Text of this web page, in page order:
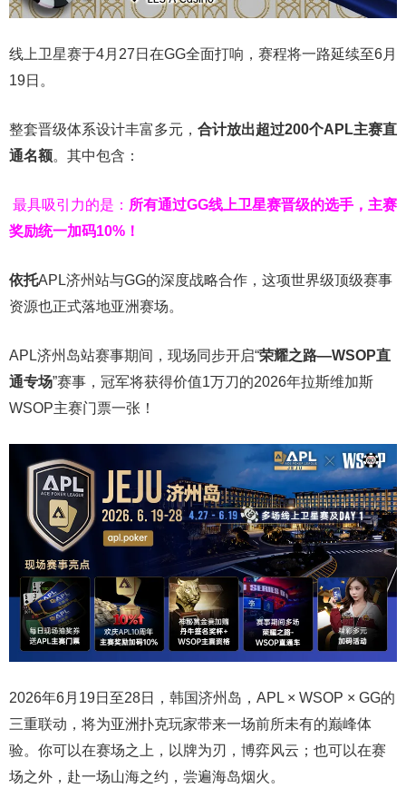
线上卫星赛于4月27日在GG全面打响，赛程将一路延续至6月
19日。
整套晋级体系设计丰富多元， 合计放出超过200个APL主赛直
通名额。其中包含：
最具吸引力的是： 所有通过GG线上卫星赛晋级的选手，主赛
奖励统一加码10% ！
依托APL济州站与GG的深度战略合作，这项世界级顶级赛事
资源也正式落地亚洲赛场。
APL济州岛站赛事期间，现场同步开启“荣耀之路—WSOP直
通专场”赛事，冠军将获得价值1万刀的2026年拉斯维加斯
WSOP主赛门票一张！
2026年6月19日至28日，韩国济州岛，APL × WSOP × GG的
三重联动，将为亚洲扑克玩家带来一场前所未有的巅峰体
验。 你可以在赛场之上，以牌为刃，博弈风云；也可以在赛
场之外，赴一场山海之约，尝遍海岛烟火。